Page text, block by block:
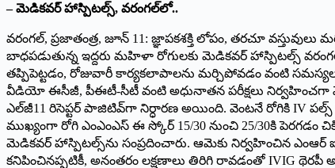
– మెడికవర్ హాస్పిటల్స్, వరంగల్‌లో..
వరంగల్, ప్రజాతంత్ర‌, జూన్ 11: జ్ఞాపకశక్తి లోపం, తరచూ
బాధపడుతున్న ఇద్దరు మహిళా రోగులకు మెడికవర్ హాస్పిటల్స్
తప్పిపెట్టడం, రోజువారీ కార్యకలాపాలను మర్చిపోవడం వంటి
వీడియో ఈసీజీ, పీఈటీ-సీటీ వంటి అధునాతన పరీక్షలు నిర్వహించగా
ఎల్‌జీ11 రిసెప్టర్ పాజిటివ్‌గా నిర్ధారణ అయింది. వెంటనే రోగికి IV
ముఖ్యంగా రోగి ఎంఎంఎస్ ఈ స్కోర్ 15/30 నుంచి 25/30కి
మెడికవర్ హాస్పిటల్స్‌ను సంప్రదించారు. ఆమెకు నిర్వహించిన
కనిపించినప్పటికీ, అనంతరం లక్షణాలు తిరిగి రావడంతో IVIG థెరపీ